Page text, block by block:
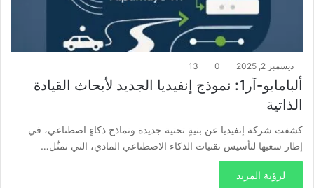
ديسمبر 2, 2025 0
13
ألبامايو-آر1: نموذج إنفيديا الجديد لأبحاث القيادة
الذاتية
كشفت شركة إنفيديا عن بنيةٍ تحتية جديدة ونماذج ذكاءٍ اصطناعي، في
إطار سعيها لتأسيس تقنيات الذكاء الاصطناعي المادي، التي تمثّل…
لرؤية المزيد